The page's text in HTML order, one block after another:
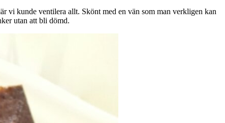
vi kunde ventilera allt. Skönt med en vän som man verkligen kan
utan att bli dömd.